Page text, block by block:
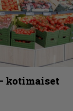
kotimaiset